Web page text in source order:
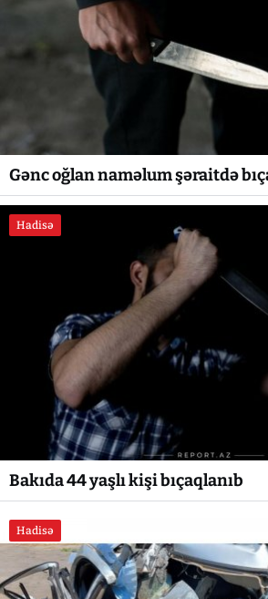
Gənc oğlan naməlum şəraitdə
Hadisə
Bakıda 44 yaşlı kişi bıçaqlanıb
Hadisə